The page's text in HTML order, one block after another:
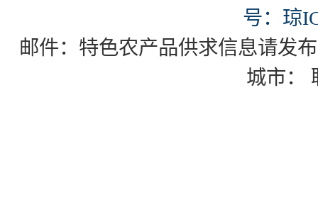
号：琼
邮件：特色农产品供求信息请发
城市：